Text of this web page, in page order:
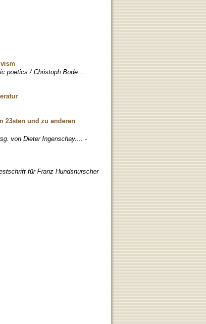
poetics / Christoph Bode...
23sten und zu anderen
von Dieter Ingenschay.... -
für Franz Hundsnurscher